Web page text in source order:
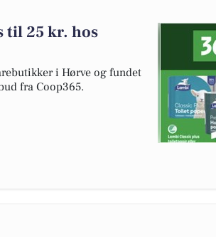
til 25 kr. hos
i Hørve og fundet
fra Coop365.